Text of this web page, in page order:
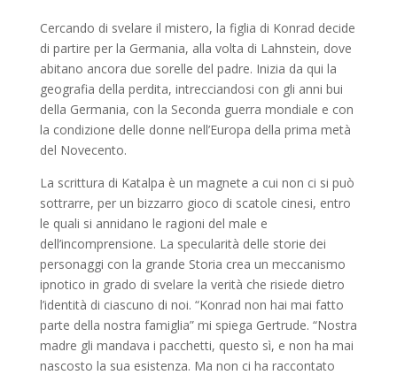
Cercando di svelare il mistero, la figlia di Konrad decide
di partire per la Germania, alla volta di Lahnstein, dove
abitano ancora due sorelle del padre. Inizia da qui la
geografia della perdita, intrecciandosi con gli anni bui
della Germania, con la Seconda guerra mondiale e con
la condizione delle donne nell’Europa della prima metà
del Novecento.
La scrittura di Katalpa è un magnete a cui non ci si può
sottrarre, per un bizzarro gioco di scatole cinesi, entro
le quali si annidano le ragioni del male e
dell’incomprensione. La specularità delle storie dei
personaggi con la grande Storia crea un meccanismo
ipnotico in grado di svelare la verità che risiede dietro
l’identità di ciascuno di noi. “Konrad non hai mai fatto
parte della nostra famiglia” mi spiega Gertrude. “Nostra
madre gli mandava i pacchetti, questo sì, e non ha mai
nascosto la sua esistenza. Ma non ci ha raccontato